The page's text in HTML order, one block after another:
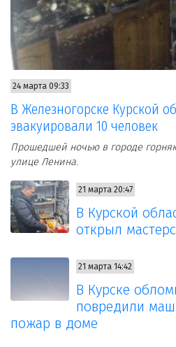
24 марта 09:33
В Железногорске Курской
эвакуировали 10 человек
Прошедшей ночью в городе
улице Ленина.
21 марта 20:47
В Курской
открыл
21 марта 14:42
В Курске
повредили
пожар в доме